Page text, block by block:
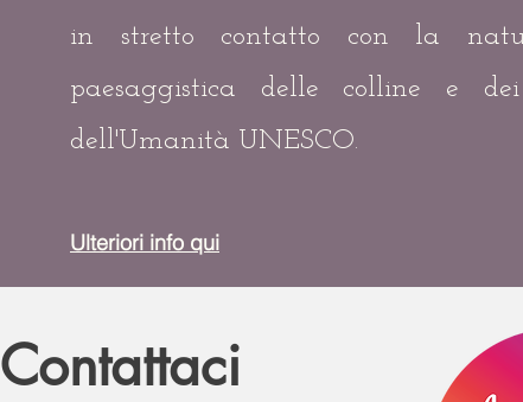
in stretto
contatto con la
paesaggistica delle colline e
dell'Umanità UNESCO.
Ulteriori info qui
Contattaci